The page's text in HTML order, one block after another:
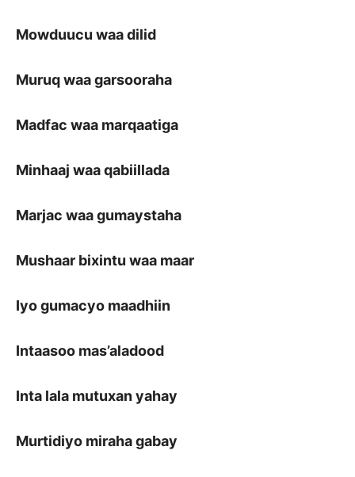
Mowduucu waa dilid
Muruq waa garsooraha
Madfac waa marqaatiga
Minhaaj waa qabiillada
Marjac waa gumaystaha
Mushaar bixintu waa maar
Iyo gumacyo maadhiin
Intaasoo mas’aladood
Inta lala mutuxan yahay
Murtidiyo miraha gabay